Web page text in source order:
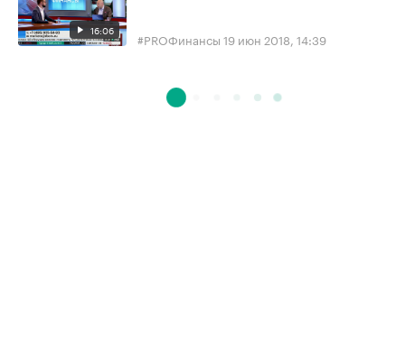
16:06 #PROФинансы 19 июн 2018, 14:39